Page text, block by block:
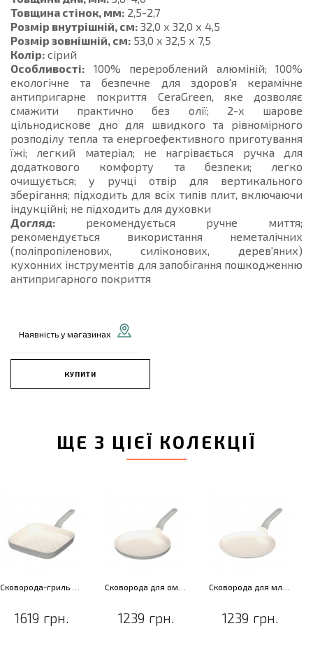
Товщина стінок, мм: 2,5-2,7
Розмір внутрішній, см: 32,0 х 32,0 х 4,5
Розмір зовнішній, см: 53,0 х 32,5 х 7,5
Колір: сірий
Особливості: 100% перероблений алюміній; 100%
екологічне та безпечне для здоров'я керамічне
антипригарне покриття CeraGreen, яке дозволяє
смажити практично без олії; 2-х шарове
цільнодискове дно для швидкого та рівномірного
розподілу тепла та енергоефективного приготування
їжі; легкий матеріал; не нагрівається ручка для
додаткового комфорту та безпеки; легко
очищується; у ручці отвір для вертикального
зберігання; підходить для всіх типів плит, включаючи
індукційні; не підходить для духовки
Догляд: рекомендується ручне миття;
рекомендується використання неметалічних
(поліпропіленових, силіконових, дерев'яних)
кухонних інструментів для запобігання пошкодженню
антипригарного покриття
Наявність у магазинах
КУПИТИ
ЩЕ З ЦІЄЇ КОЛЕКЦІЇ
1619 грн. 1239 грн. 1239 грн.